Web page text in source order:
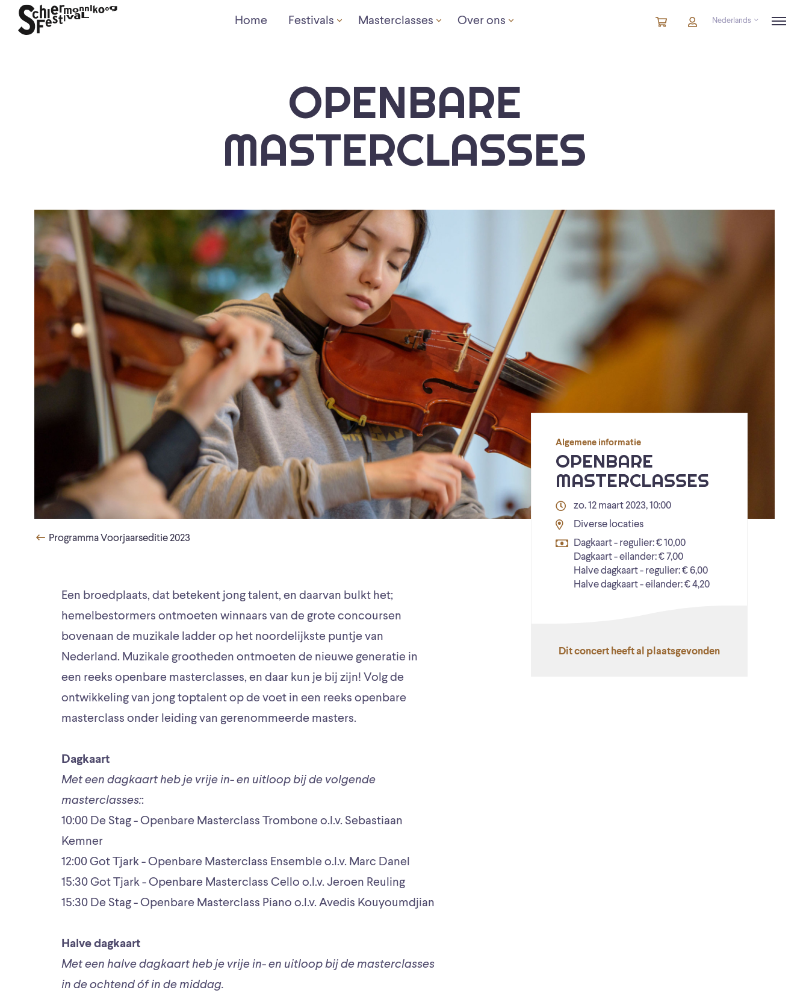
Home Festivals Masterclasses Over ons Winkelmandje
artikelenAccountNederlands
OPENBARE
MASTERCLASSES
Programma Voorjaarseditie 2023
Een broedplaats, dat betekent jong talent, en daarvan bulkt het;
hemelbestormers ontmoeten winnaars van de grote concoursen
bovenaan de muzikale ladder op het noordelijkste puntje van
Nederland. Muzikale grootheden ontmoeten de nieuwe generatie in
een reeks openbare masterclasses, en daar kun je bij zijn! Volg de
ontwikkeling van jong toptalent op de voet in een reeks openbare
masterclass onder leiding van gerenommeerde masters.
Dagkaart
Met een dagkaart heb je vrije in- en uitloop bij de volgende
masterclasses::
10:00 De Stag - Openbare Masterclass Trombone o.l.v. Sebastiaan
Kemner
12:00 Got Tjark - Openbare Masterclass Ensemble o.l.v. Marc Danel
15:30 Got Tjark - Openbare Masterclass Cello o.l.v. Jeroen Reuling
15:30 De Stag - Openbare Masterclass Piano o.l.v. Avedis Kouyoumdjian
Halve dagkaart
Met een halve dagkaart heb je vrije in- en uitloop bij de masterclasses
in de ochtend óf in de middag.
Algemene informatie
OPENBARE
MASTERCLASSES
zo. 12 maart 2023, 10:00
Diverse locaties
Dagkaart - regulier: € 10,00
Dagkaart - eilander: € 7,00
Halve dagkaart - regulier: € 6,00
Halve dagkaart - eilander: € 4,20
Dit concert heeft al plaatsgevonden